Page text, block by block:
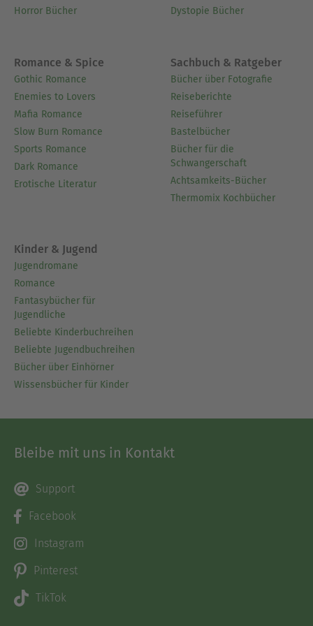
Horror Bücher
Dystopie Bücher
Romance & Spice
Gothic Romance
Enemies to Lovers
Mafia Romance
Slow Burn Romance
Sports Romance
Dark Romance
Erotische Literatur
Sachbuch & Ratgeber
Bücher über Fotografie
Reiseberichte
Reiseführer
Bastelbücher
Bücher für die
Schwangerschaft
Achtsamkeits-Bücher
Thermomix Kochbücher
Kinder & Jugend
Jugendromane
Romance
Fantasybücher für
Jugendliche
Beliebte Kinderbuchreihen
Beliebte Jugendbuchreihen
Bücher über Einhörner
Wissensbücher für Kinder
Bleibe mit uns in Kontakt
Support
Facebook
Instagram
Pinterest
TikTok